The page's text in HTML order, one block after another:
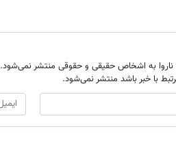
به اشخاص حقیقی و حقوقی منتشر نمی‌شود.
با خبر باشد منتشر نمی‌شود.